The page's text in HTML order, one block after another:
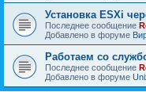
Установка ESXi
Последнее сообщение
Добавлено в форуме
Работаем со
Последнее сообщение
Добавлено в форуме